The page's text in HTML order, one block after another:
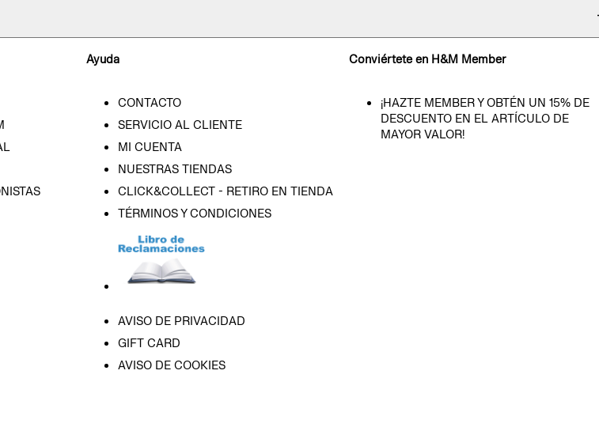
Ayuda
CONTACTO
SERVICIO AL CLIENTE
MI CUENTA
NUESTRAS TIENDAS
CLICK&COLLECT - RETIRO EN TIENDA
TÉRMINOS Y CONDICIONES
AVISO DE PRIVACIDAD
GIFT CARD
AVISO DE COOKIES
Conviértete en H&M Member
¡HAZTE MEMBER Y OBTÉN UN 15% DE
DESCUENTO EN EL ARTÍCULO DE
MAYOR VALOR!